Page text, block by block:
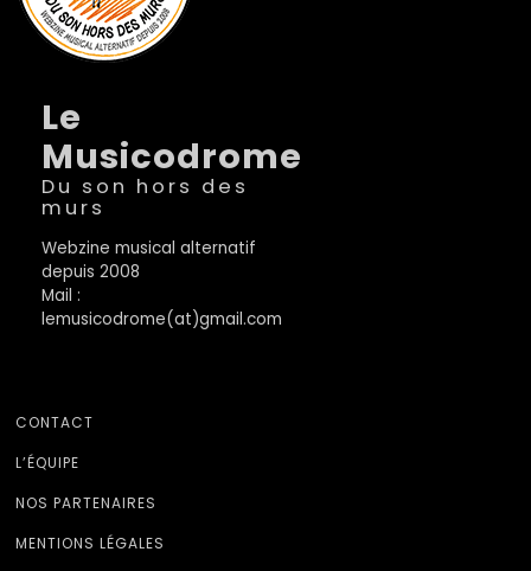
Le
Musicodrome
Du son hors des
murs
Webzine musical alternatif
depuis 2008
Mail :
lemusicodrome(at)gmail.com
CONTACT
L’ÉQUIPE
NOS PARTENAIRES
MENTIONS LÉGALES